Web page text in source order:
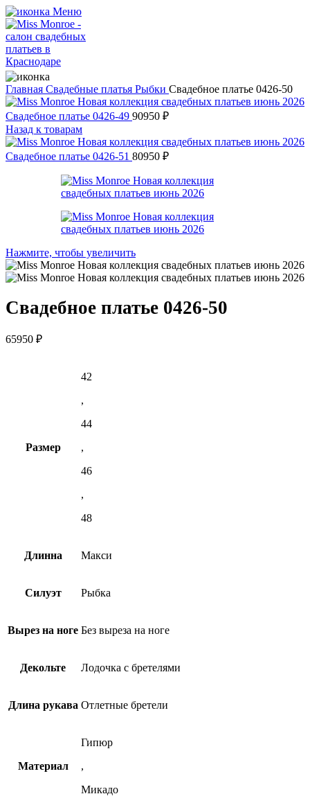
Меню
Главная Свадебные платья Рыбки Свадебное платье 0426-50
Свадебное платье 0426-49 90950 ₽
Назад к товарам
Свадебное платье 0426-51 80950 ₽
Нажмите, чтобы увеличить
Свадебное платье 0426-50
65950 ₽
Размер
42
,
44
,
46
,
48
Длинна Макси
Силуэт Рыбка
Вырез на ноге Без выреза на ноге
Декольте Лодочка с бретелями
Длина рукава Отлетные бретели
Материал
Гипюр
,
Микадо